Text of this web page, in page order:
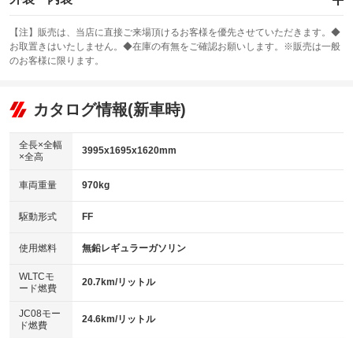
：装備なし
サンルーフ
：装備なし ABS
リフトアップ
：装備なし
：装備なし
パワーウィンドウ
アイドリングストップ
：装備あり
USB入力端子
：装備あり
100V電源
：装備なし
センターデフロック
：装備なし
電動格納ミラー
：装備あり
カーナビ
：装備なし
TV：フルセグ
：装備あり
ビジュアル
：装備なし
：装備なし
革シート
キーレス
HID(キセノンライト)
：装備なし
バックカメラ
：装備あり
エアロ
：装備なし
：装備なし
パワーシート
【注】販売は、当店に直接ご来場頂けるお客様を優先させていただきます。◆
お取置きはいたしません。◆在庫の有無をご確認お願いします。※販売は一般
のお客様に限ります。
カタログ情報(新車時)
全長×全幅
×全高
3995x1695x1620mm
車両重量 970kg
駆動形式 FF
使用燃料 無鉛レギュラーガソリン
WLTCモ
ード燃費
20.7km/リットル
JC08モー
ド燃費
24.6km/リットル